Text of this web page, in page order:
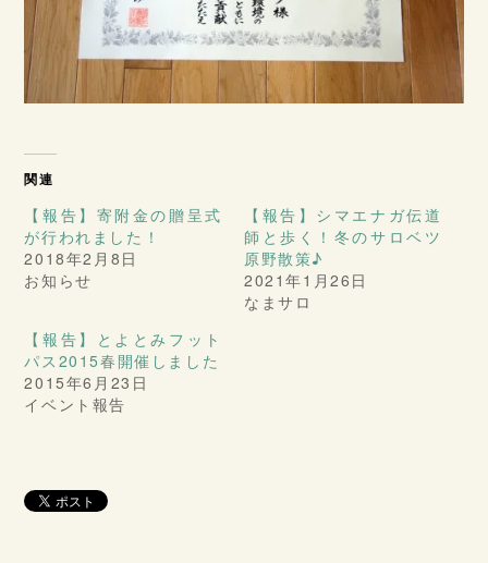
関連
【報告】寄附金の贈呈式
が行われました！
2018年2月8日
お知らせ
【報告】シマエナガ伝道
師と歩く！冬のサロベツ
原野散策♪
2021年1月26日
なまサロ
【報告】とよとみフット
パス2015春開催しました
2015年6月23日
イベント報告